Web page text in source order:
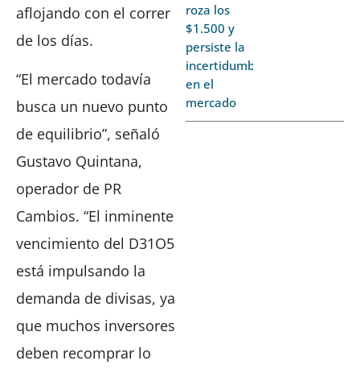
aflojando con el correr
de los días.
“El mercado todavía
busca un nuevo punto
de equilibrio”, señaló
Gustavo Quintana,
operador de PR
Cambios. “El inminente
vencimiento del D31O5
está impulsando la
demanda de divisas, ya
que muchos inversores
deben recomprar lo
roza los
$1.500 y
persiste la
incertidumbre
en el
mercado